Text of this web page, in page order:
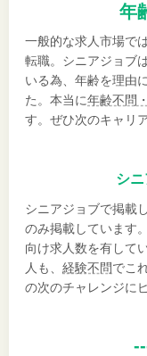
年
一般的な求人市場で
転職。シニアジョブ
いる為、年齢を理由
た。本当に年齢不問
す。ぜひ次のキャリ
シ
シニアジョブで掲載
のみ掲載しています
向け求人数を有して
人も、 経験不問でこ
の次のチャレンジに